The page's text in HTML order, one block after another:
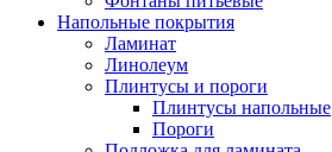
Напольные покрытия
Ламинат
Линолеум
Плинтусы и пороги
Плинтусы напольные
Пороги